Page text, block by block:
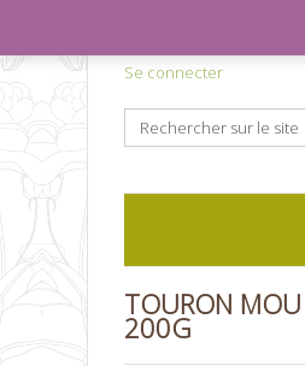
Se connecter
TOURON MOU
200G